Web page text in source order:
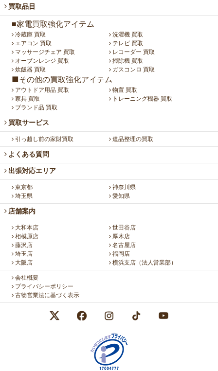
買取品目
■家電買取強化アイテム
冷蔵庫 買取
洗濯機 買取
エアコン 買取
テレビ 買取
マッサージチェア 買取
レコーダー 買取
オーブンレンジ 買取
掃除機 買取
炊飯器 買取
ガスコンロ 買取
■その他の買取強化アイテム
アウトドア用品 買取
物置 買取
家具 買取
トレーニング機器 買取
ブランド品 買取
買取サービス
引っ越し前の家財買取 遺品整理の買取
よくある質問
出張対応エリア
東京都
神奈川県
埼玉県
愛知県
店舗案内
大和本店
世田谷店
相模原店
厚木店
藤沢店
名古屋店
埼玉店
福岡店
大阪店
横浜支店（法人営業部）
会社概要
プライバシーポリシー
古物営業法に基づく表示